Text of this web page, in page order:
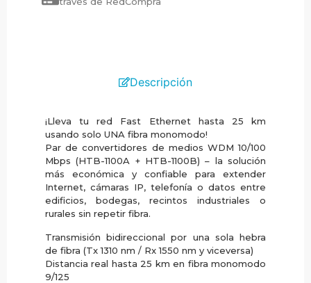
Descripción
¡Lleva tu red Fast Ethernet hasta 25 km
usando solo UNA fibra monomodo!
Par de convertidores de medios WDM 10/100
Mbps (HTB-1100A + HTB-1100B) – la solución
más económica y confiable para extender
Internet, cámaras IP, telefonía o datos entre
edificios, bodegas, recintos industriales o
rurales sin repetir fibra.
Transmisión bidireccional por una sola hebra
de fibra (Tx 1310 nm / Rx 1550 nm y viceversa)
Distancia real hasta 25 km en fibra monomodo
9/125